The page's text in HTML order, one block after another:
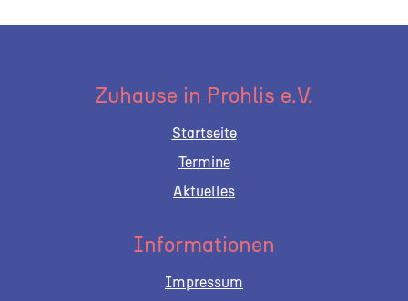
Zuhause in Prohlis e.V.
Startseite
Termine
Aktuelles
Informationen
Impressum